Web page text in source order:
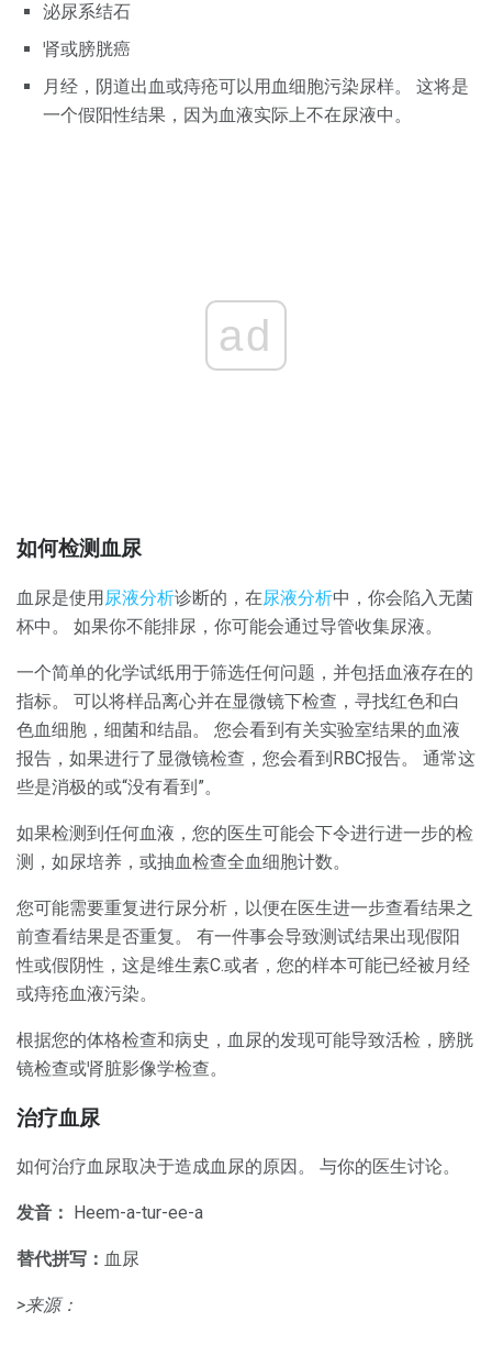
泌尿系结石
肾或膀胱癌
月经，阴道出血或痔疮可以用血细胞污染尿样。 这将是
一个假阳性结果，因为血液实际上不在尿液中。
ad
如何检测血尿
血尿是使用尿液分析诊断的，在尿液分析中，你会陷入无菌
杯中。 如果你不能排尿，你可能会通过导管收集尿液。
一个简单的化学试纸用于筛选任何问题，并包括血液存在的
指标。 可以将样品离心并在显微镜下检查，寻找红色和白
色血细胞，细菌和结晶。 您会看到有关实验室结果的血液
报告，如果进行了显微镜检查，您会看到RBC报告。 通常这
些是消极的或“没有看到”。
如果检测到任何血液，您的医生可能会下令进行进一步的检
测，如尿培养，或抽血检查全血细胞计数。
您可能需要重复进行尿分析，以便在医生进一步查看结果之
前查看结果是否重复。 有一件事会导致测试结果出现假阳
性或假阴性，这是维生素C.或者，您的样本可能已经被月经
或痔疮血液污染。
根据您的体格检查和病史，血尿的发现可能导致活检，膀胱
镜检查或肾脏影像学检查。
治疗血尿
如何治疗血尿取决于造成血尿的原因。 与你的医生讨论。
发音： Heem-a-tur-ee-a
替代拼写： 血尿
>来源：